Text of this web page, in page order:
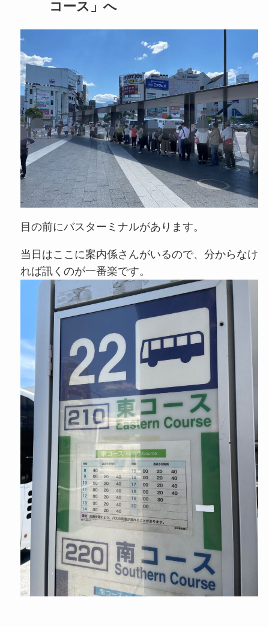
コース」へ
目の前にバスターミナルがあります。
当日はここに案内係さんがいるので、分からなけ
れば訊くのが一番楽です。